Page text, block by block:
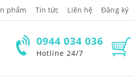
phẩm Tin tức Liên hệ Đăng ký
0944 034 036
Hotline 24/7